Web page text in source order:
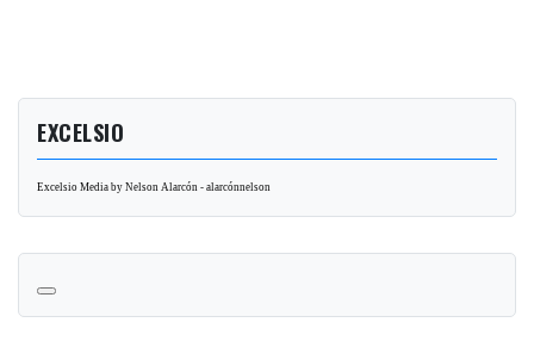
EXCELSIO
Excelsio Media by Nelson Alarcón - alarcónnelson